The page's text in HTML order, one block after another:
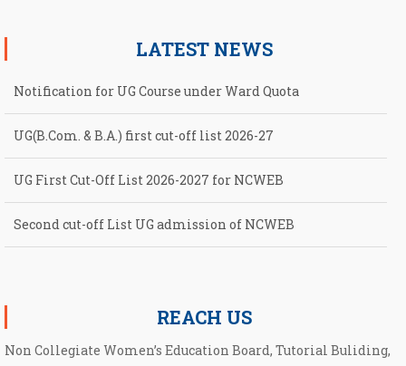
LATEST NEWS
Notification for UG Course under Ward Quota
UG(B.Com. & B.A.) first cut-off list 2026-27
UG First Cut-Off List 2026-2027 for NCWEB
Second cut-off List UG admission of NCWEB
REACH US
Non Collegiate Women’s Education Board, Tutorial Buliding,